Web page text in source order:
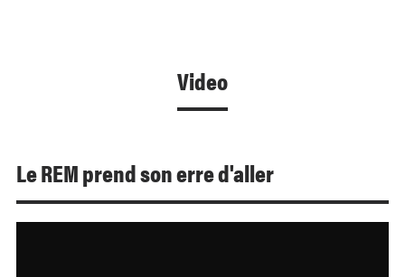
Video
Le REM prend son erre d'aller